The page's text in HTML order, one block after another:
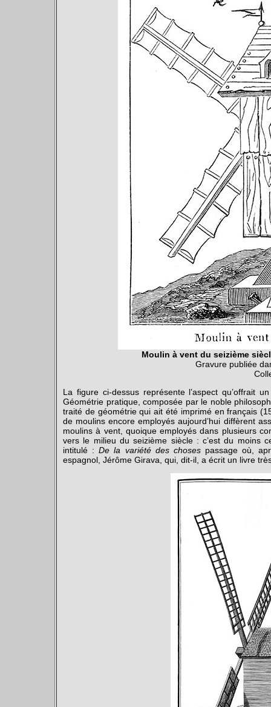
Moulin à vent du seizième
Gravure publiée
La figure ci-dessus représente l’aspect
Géométrie pratique, composée par le noble
traité de géométrie qui ait été imprimé en français
de moulins encore employés aujourd’hui diffèrent
moulins à vent, quoique employés dans plusieurs
vers le milieu du seizième siècle : c’est du moins
intitulé :De la variété des chosespassage où,
espagnol, Jérôme Girava, qui, dit-il, a écrit un livre